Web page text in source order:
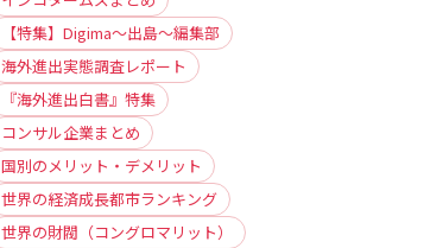
【特集】Digima〜出島〜編集部
海外進出実態調査レポート
『海外進出白書』特集
コンサル企業まとめ
国別のメリット・デメリット
世界の経済成長都市ランキング
世界の財閥（コングロマリット）